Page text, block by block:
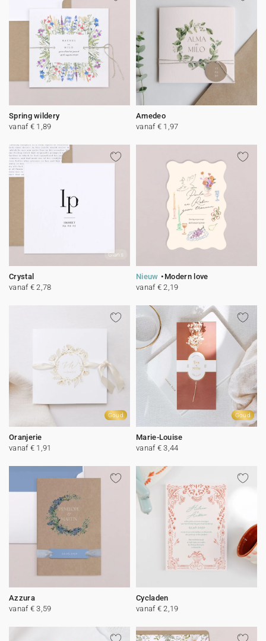
Spring wildery
vanaf € 1,89
Amedeo
vanaf € 1,97
Glans
Crystal
vanaf € 2,78
Nieuw
Modern love
vanaf € 2,19
Goud
Oranjerie
vanaf € 1,91
Goud
Marie-Louise
vanaf € 3,44
Azzura
vanaf € 3,59
Cycladen
vanaf € 2,19